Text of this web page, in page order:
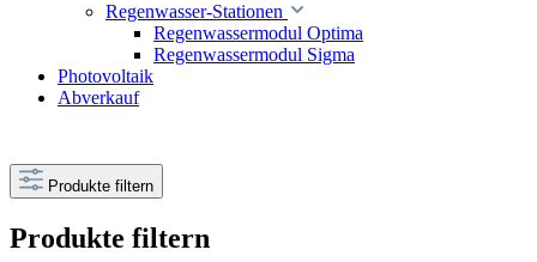
Regenwasser-Stationen
Regenwassermodul Optima
Regenwassermodul Sigma
Photovoltaik
Abverkauf
Produkte filtern
Produkte filtern